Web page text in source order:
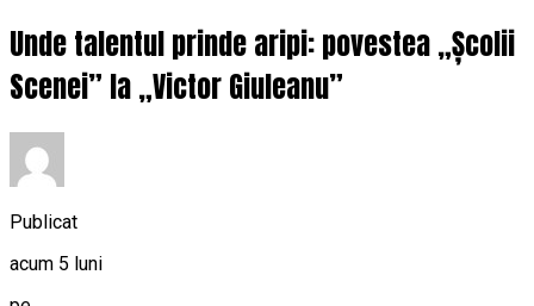
Unde talentul prinde aripi: povestea „Școlii
Scenei” la „Victor Giuleanu”
Publicat
acum 5 luni